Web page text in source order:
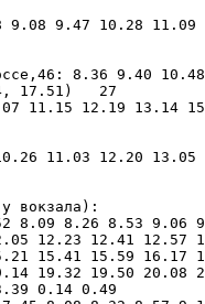
9.08 9.47 10.28
8.36 9.40
17.51)   27
11.15 12.19 13.14
11.03 12.20
вокзала):
8.09 8.26 8.53 9.06
12.23 12.41 12.57
15.41 15.59 16.17
19.32 19.50 20.08
0.14 0.49